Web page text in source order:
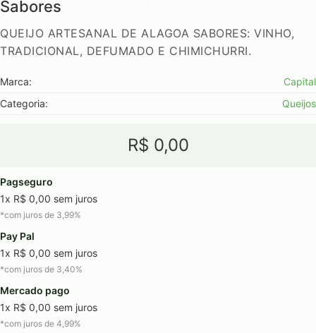
Sabores
QUEIJO ARTESANAL DE ALAGOA SABORES: VINHO,
TRADICIONAL, DEFUMADO E CHIMICHURRI.
Marca:
Capital
Categoria:
Queijos
R$ 0,00
Pagseguro
1x R$ 0,00 sem juros
*com juros de 3,99%
Pay Pal
1x R$ 0,00 sem juros
*com juros de 3,40%
Mercado pago
1x R$ 0,00 sem juros
*com juros de 4,99%